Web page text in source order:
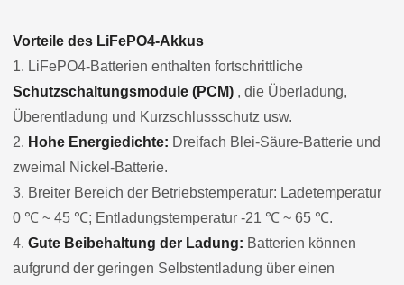
Vorteile des LiFePO4-Akkus
1. LiFePO4-Batterien enthalten fortschrittliche
Schutzschaltungsmodule (PCM) , die Überladung,
Überentladung und Kurzschlussschutz usw.
2. Hohe Energiedichte: Dreifach Blei-Säure-Batterie und
zweimal Nickel-Batterie.
3. Breiter Bereich der Betriebstemperatur: Ladetemperatur
0 ℃ ~ 45 ℃; Entladungstemperatur -21 ℃ ~ 65 ℃.
4. Gute Beibehaltung der Ladung: Batterien können
aufgrund der geringen Selbstentladung über einen